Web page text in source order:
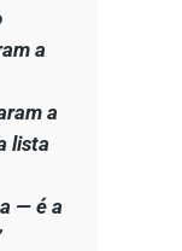
a
a
lista
— é a